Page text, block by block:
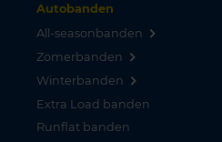
Autobanden
All-seasonbanden
Zomerbanden
Winterbanden
Extra Load banden
Runflat banden